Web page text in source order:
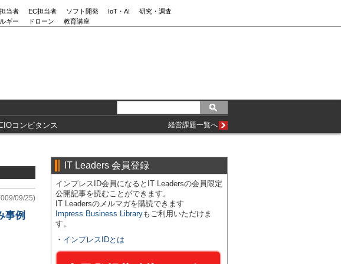
当者 EC担当者 ソフト開発 IoT・AI
研究・調査
ギー
ドローン 教育講座
コンピタンス 経営課題一覧へ
09/25)
事例
IT Leaders 会員登録
インプレスID会員になるとIT Leadersの会員限定
公開記事を読むことができます。
IT Leadersのメルマガを購読できます
Impress Business Libraryもご利用いただけま
す。
・ インプレスIDとは